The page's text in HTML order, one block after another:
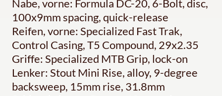
Nabe, vorne: Formula DC-20, 6-Bolt, disc,
100x9mm spacing, quick-release
Reifen, vorne: Specialized Fast Trak,
Control Casing, T5 Compound, 29x2.35
Griffe: Specialized MTB Grip, lock-on
Lenker: Stout Mini Rise, alloy, 9-degree
backsweep, 15mm rise, 31.8mm